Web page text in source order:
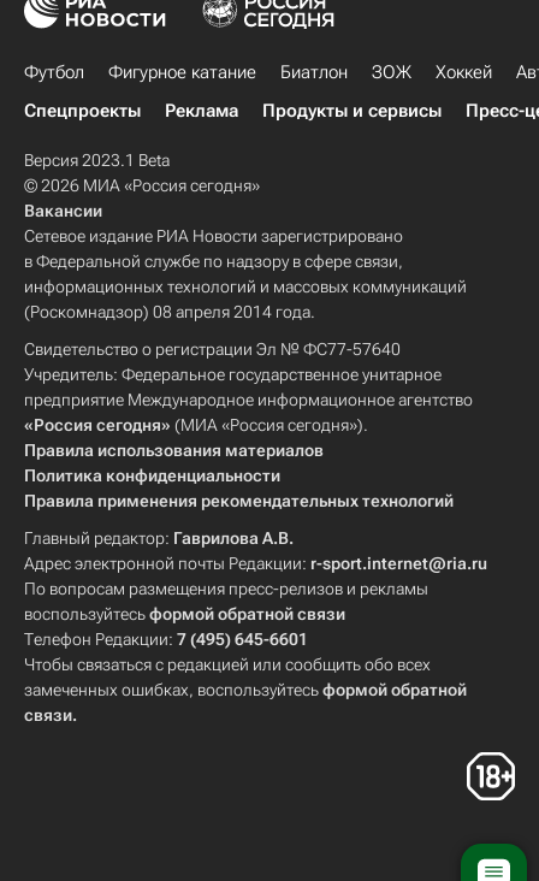
Футбол Фигурное катание Биатлон ЗОЖ Хоккей
Спецпроекты
Реклама Продукты и сервисы Пресс-
Версия 2023.1 Beta
© 2026 МИА «Россия сегодня»
Вакансии
Сетевое издание РИА Новости зарегистрировано
в Федеральной службе по надзору в сфере связи,
информационных технологий и массовых коммуникаций
(Роскомнадзор) 08 апреля 2014 года.
Свидетельство о регистрации Эл № ФС77-57640
Учредитель: Федеральное государственное унитарное
предприятие Международное информационное агентство
«Россия сегодня» (МИА «Россия сегодня»).
Правила использования материалов
Политика конфиденциальности
Правила применения рекомендательных технологий
Главный редактор: Гаврилова А.В.
Адрес электронной почты Редакции: r-sport.internet@ria.ru
По вопросам размещения пресс-релизов и рекламы
воспользуйтесьформой обратной связи
Телефон Редакции: 7 (495) 645-6601
Чтобы связаться с редакцией или сообщить обо всех
замеченных ошибках, воспользуйтесьформой обратной
связи.